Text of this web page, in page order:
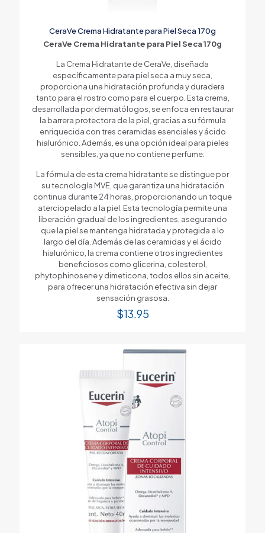
CeraVe Crema Hidratante para Piel Seca 170g
CeraVe Crema Hidratante para Piel Seca 170g
La Crema Hidratante de CeraVe, diseñada
específicamente para piel seca a muy seca,
proporciona una hidratación profunda y duradera
tanto para el rostro como para el cuerpo. Esta crema,
desarrollada por dermatólogos, se enfoca en restaurar
la barrera protectora de la piel, gracias a su fórmula
enriquecida con tres ceramidas esenciales y ácido
hialurónico. Además, es una opción ideal para pieles
sensibles, ya que no contiene perfume.
La fórmula de esta crema hidratante se distingue por
su tecnología MVE, que garantiza una hidratación
continua durante 24 horas, proporcionando un toque
aterciopelado a la piel. Esta tecnología permite una
liberación gradual de los ingredientes, asegurando
que la piel se mantenga hidratada y protegida a lo
largo del día. Además de las ceramidas y el ácido
hialurónico, la crema contiene otros ingredientes
beneficiosos como glicerina, colesterol,
phytophinosene y dimeticona, todos ellos sin aceite,
para ofrecer una hidratación efectiva sin dejar
sensación grasosa.
$13.95